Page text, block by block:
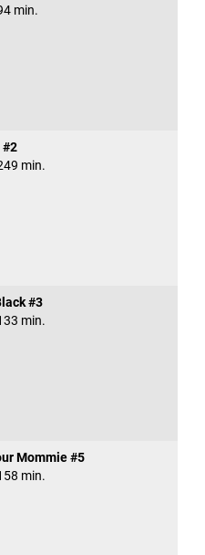
min.
#2
min.
#3
min.
Mommie #5
min.